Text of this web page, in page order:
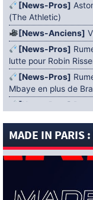
[News-Pros]
(The Athletic)
[News-Anciens]
[News-Pros]
lutte pour Robin
[News-Pros]
Mbaye en plus de
[News-Pros]
[News-Pros]
4 AOÛT 2026
(Officiel)
MADE IN PARIS